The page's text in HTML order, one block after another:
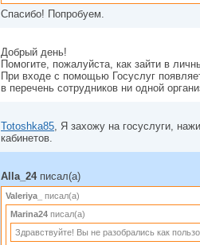
Спасибо! Попробуем.
Добрый день!
Помогите, пожалуйста, как зайти в
При входе с помощью Госуслуг
в перечень сотрудников ни одной
Totoshka85, Я захожу на госуслуги,
кабинетов.
Alla_24писал(а)
Valeriya_
писал(а)
Marina24 писал(а)
Здравствуйте! Вы не разобрались как